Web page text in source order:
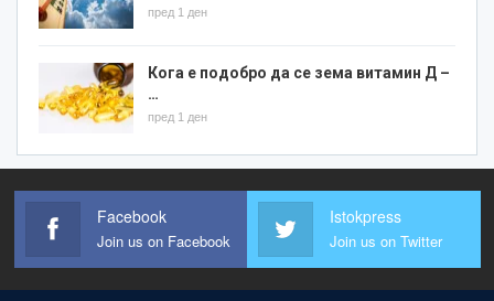
пред 1 ден
Кога е подобро да се зема витамин Д –
…
пред 1 ден
Facebook
Join us on Facebook
Istokpress
Join us on Twitter